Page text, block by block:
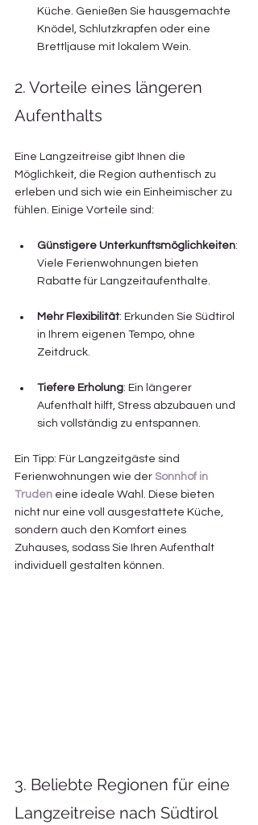
Küche. Genießen Sie hausgemachte
Knödel, Schlutzkrapfen oder eine
Brettljause mit lokalem Wein.
2. Vorteile eines längeren
Aufenthalts
Eine Langzeitreise gibt Ihnen die
Möglichkeit, die Region authentisch zu
erleben und sich wie ein Einheimischer zu
fühlen. Einige Vorteile sind:
Günstigere Unterkunftsmöglichkeiten:
Viele Ferienwohnungen bieten
Rabatte für Langzeitaufenthalte.
Mehr Flexibilität: Erkunden Sie Südtirol
in Ihrem eigenen Tempo, ohne
Zeitdruck.
Tiefere Erholung: Ein längerer
Aufenthalt hilft, Stress abzubauen und
sich vollständig zu entspannen.
Ein Tipp: Für Langzeitgäste sind
Ferienwohnungen wie der Sonnhof in
Truden eine ideale Wahl. Diese bieten
nicht nur eine voll ausgestattete Küche,
sondern auch den Komfort eines
Zuhauses, sodass Sie Ihren Aufenthalt
individuell gestalten können.
3. Beliebte Regionen für eine
Langzeitreise nach Südtirol